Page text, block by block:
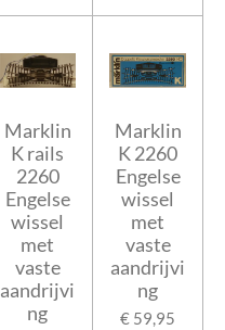
Marklin
K rails
2260
Engelse
wissel
met
vaste
aandrijvi
ng
Marklin
K 2260
Engelse
wissel
met
vaste
aandrijvi
ng
€ 59,95